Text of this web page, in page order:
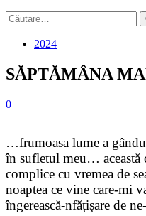
Caută
după:
2024
SĂPTĂMÂNA
0
…frumoasa lume a
în sufletul meu… această
complice cu vremea de
noaptea ce vine care-mi
îngerească-nfățișare de